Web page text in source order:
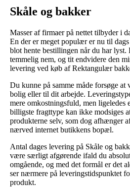
Skåle og bakker
Masser af firmaer på nettet tilbyder i
En der er meget populær er nu til
blot hente bestillingen når du har lyst.
temmelig nem, og tit endvidere den
levering ved køb af Rektangulær
Du kunne på samme måde forsøge
bolig eller til dit arbejde.
mere omkostningsfuld, men ligeledes
billigste fragttype kan ikke modsiges
produkterne selv, som dog afhænger
nærved internet butikkens bopæl.
Antal dages levering på Skåle og
være særligt afgørende ifald du
omgående, og med det formål er det
ser nærmere på leveringstidspunktet
produkt.